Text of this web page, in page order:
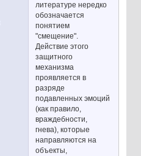
литературе нередко
обозначается
понятием
"смещение".
Действие этого
защитного
механизма
проявляется в
разряде
подавленных эмоций
(как правило,
враждебности,
гнева), которые
направляются на
объекты,